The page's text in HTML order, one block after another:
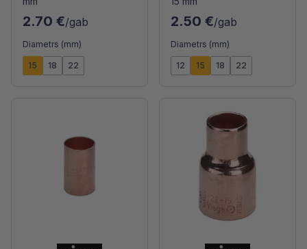
2.70 €/gab
Diametrs (mm)
15 18 22
2.50 €/gab
Diametrs (mm)
12 15 18 22